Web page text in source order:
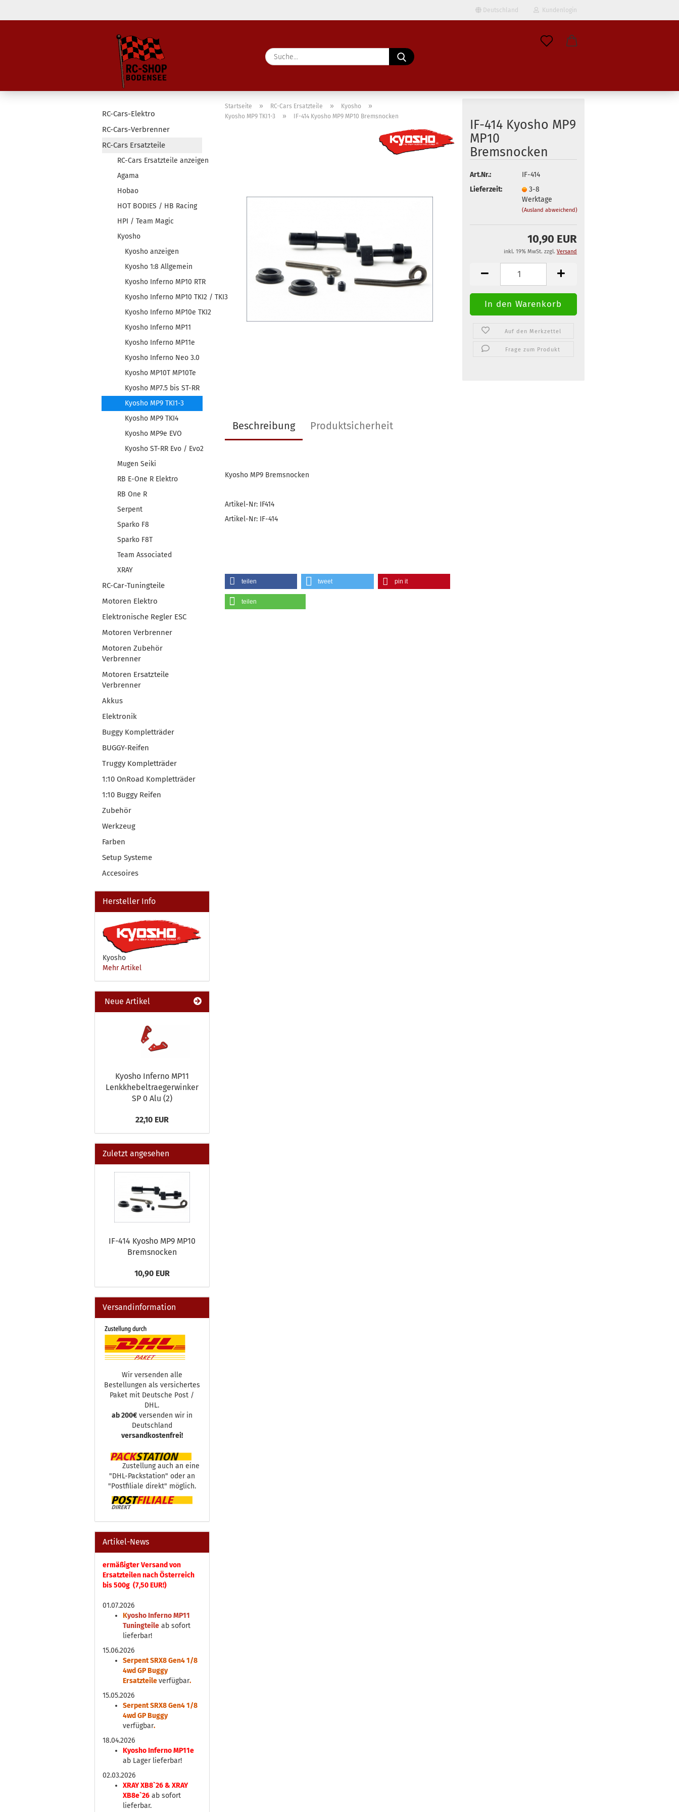
Deutschland Kundenlogin
Passwort
Konto erstellen
Suche...
Startseite » RC-Cars Ersatzteile » Kyosho »
Kyosho MP9 TKI1-3 » IF-414 Kyosho MP9 MP10 Bremsnocken
IF-414 Kyosho MP9
MP10
Bremsnocken
Art.Nr.:
IF-414
Lieferzeit:
3-8
Werktage
(Ausland abweichend)
10,90 EUR
inkl. 19% MwSt. zzgl. Versand
Auf den Merkzettel
Frage zum Produkt
Beschreibung Produktsicherheit
Kyosho MP9 Bremsnocken
Artikel-Nr: IF414
Artikel-Nr: IF-414
teilen tweet pin it
teilen
RC-Cars-Elektro
RC-Cars-Verbrenner
RC-Cars Ersatzteile
RC-Cars Ersatzteile anzeigen
Agama
Hobao
HOT BODIES / HB Racing
HPI / Team Magic
Kyosho
Kyosho anzeigen
Kyosho 1:8 Allgemein
Kyosho Inferno MP10 RTR
Kyosho Inferno MP10 TKI2 / TKI3
Kyosho Inferno MP10e TKI2
Kyosho Inferno MP11
Kyosho Inferno MP11e
Kyosho Inferno Neo 3.0
Kyosho MP10T MP10Te
Kyosho MP7.5 bis ST-RR
Kyosho MP9 TKI1-3
Kyosho MP9 TKI4
Kyosho MP9e EVO
Kyosho ST-RR Evo / Evo2
Mugen Seiki
RB E-One R Elektro
RB One R
Serpent
Sparko F8
Sparko F8T
Team Associated
XRAY
RC-Car-Tuningteile
Motoren Elektro
Elektronische Regler ESC
Motoren Verbrenner
Motoren Zubehör
Verbrenner
Motoren Ersatzteile
Verbrenner
Akkus
Elektronik
Buggy Kompletträder
BUGGY-Reifen
Truggy Kompletträder
1:10 OnRoad Kompletträder
1:10 Buggy Reifen
Zubehör
Werkzeug
Farben
Setup Systeme
Accesoires
Hersteller Info
Kyosho
Mehr Artikel
Neue Artikel
Kyosho Inferno MP11
Lenkkhebeltraegerwinker
SP 0 Alu (2)
22,10 EUR
Zuletzt angesehen
IF-414 Kyosho MP9 MP10
Bremsnocken
10,90 EUR
Versandinformation
Wir versenden alle
Bestellungen als versichertes
Paket mit Deutsche Post /
DHL.
ab 200€versenden wir in
Deutschland
versandkostenfrei!
Zustellung auch an eine
"DHL-Packstation" oder an
"Postfiliale direkt" möglich.
Artikel-News
ermäßigter Versand von
Ersatzteilen nach Österreich
bis 500g (7,50 EUR!)
01.07.2026
Kyosho Inferno MP11
Tuningteile ab sofort
lieferbar!
15.06.2026
Serpent SRX8 Gen4 1/8
4wd GP Buggy
Ersatzteileverfügbar.
15.05.2026
Serpent SRX8 Gen4 1/8
4wd GP Buggy
verfügbar.
18.04.2026
Kyosho Inferno MP11e
ab Lager lieferbar!
02.03.2026
XRAY XB8`26 & XRAY
XB8e`26 ab sofort
lieferbar.